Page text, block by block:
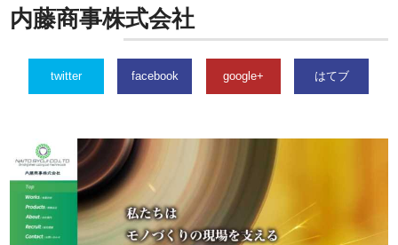
内藤商事株式会社
twitter facebook google+ はてブ